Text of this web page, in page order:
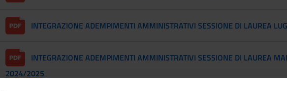
INTEGRAZIONE ADEMPIMENTI AMMINISTRATIVI SESSIONE DI LAUREA
INTEGRAZIONE ADEMPIMENTI AMMINISTRATIVI SESSIONE DI LAUREA
2024/2025